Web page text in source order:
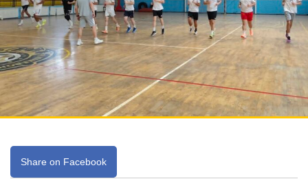
Share on Facebook